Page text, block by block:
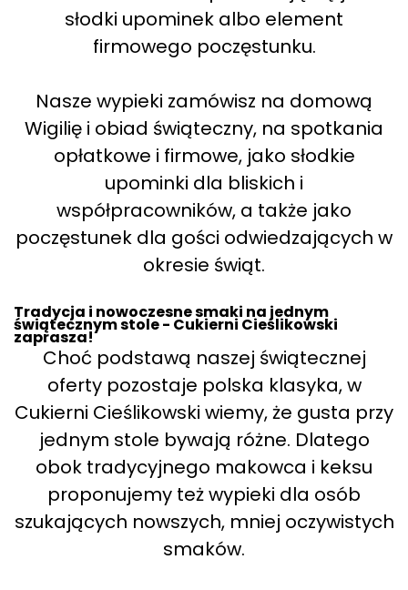
słodki upominek albo element
firmowego poczęstunku.
Nasze wypieki zamówisz na domową
Wigilię i obiad świąteczny, na spotkania
opłatkowe i firmowe, jako słodkie
upominki dla bliskich i
współpracowników, a także jako
poczęstunek dla gości odwiedzających w
okresie świąt.
Tradycja i nowoczesne smaki na jednym
świątecznym stole - Cukierni Cieślikowski
zaprasza!
Choć podstawą naszej świątecznej
oferty pozostaje polska klasyka, w
Cukierni Cieślikowski wiemy, że gusta przy
jednym stole bywają różne. Dlatego
obok tradycyjnego makowca i keksu
proponujemy też wypieki dla osób
szukających nowszych, mniej oczywistych
smaków.